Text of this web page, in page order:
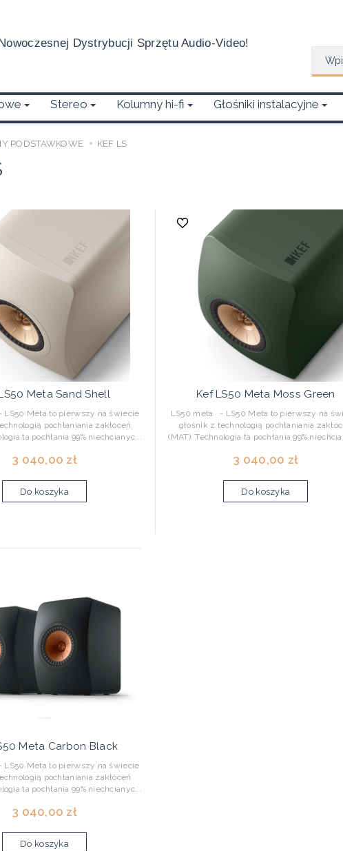
Dystrybucji Sprzętu Audio-Video!
Stereo Kolumny hi-fi Głośniki instalacyjne
PODSTAWKOWE KEF LS
Meta Sand Shell
Meta to pierwszy na świecie
pochłaniania zakłóceń
ta pochłania 99% niechcianyc...
3 040,00 zł
Do koszyka
Kef LS50 Meta Moss Green
LS50 meta - LS50 Meta to pierwszy na
głośnik z technologią pochłaniania
(MAT). Technologia ta pochłania 99%
3 040,00 zł
Do koszyka
Meta Carbon Black
Meta to pierwszy na świecie
pochłaniania zakłóceń
ta pochłania 99% niechcianyc...
3 040,00 zł
Do koszyka